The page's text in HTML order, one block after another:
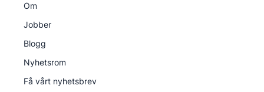
Om
Jobber
Blogg
Nyhetsrom
Få vårt nyhetsbrev